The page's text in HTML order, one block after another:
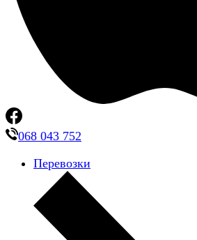
068 043 752
Перевозки